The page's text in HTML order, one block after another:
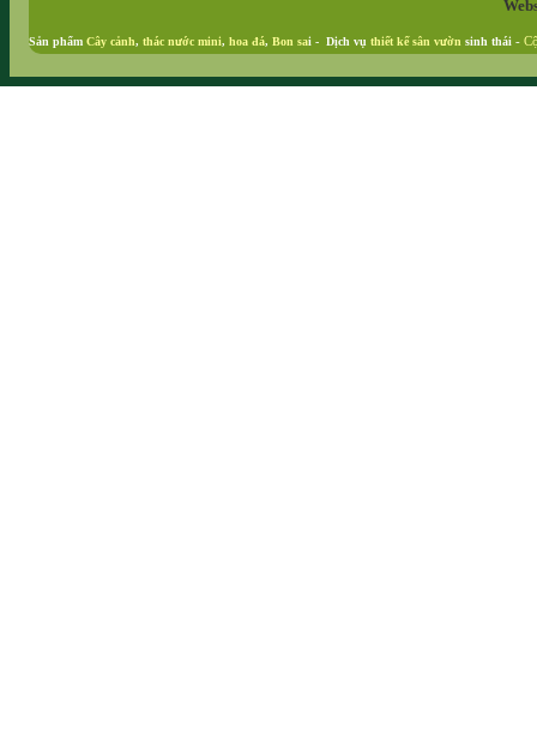
Sản phẩm Cây cảnh, thác nước mini, hoa đá, Bon sai - Dịch vụ thiết kế sân vườn sinh thái -